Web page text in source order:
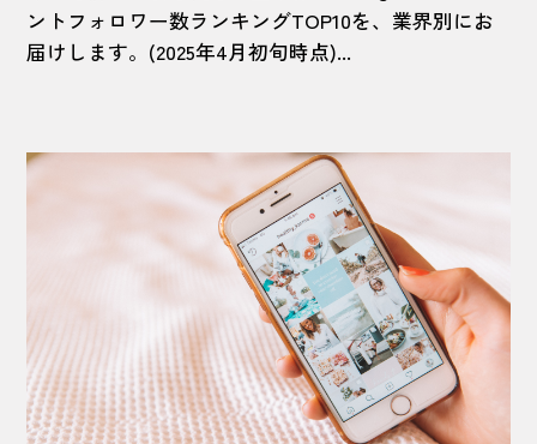
ントフォロワー数ランキングTOP10を、業界別にお
届けします。(2025年4月初旬時点)...